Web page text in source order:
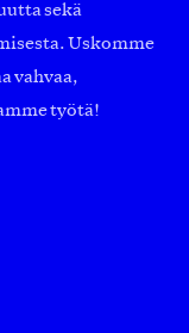
sekä
Uskomme
vahvaa,
työtä!